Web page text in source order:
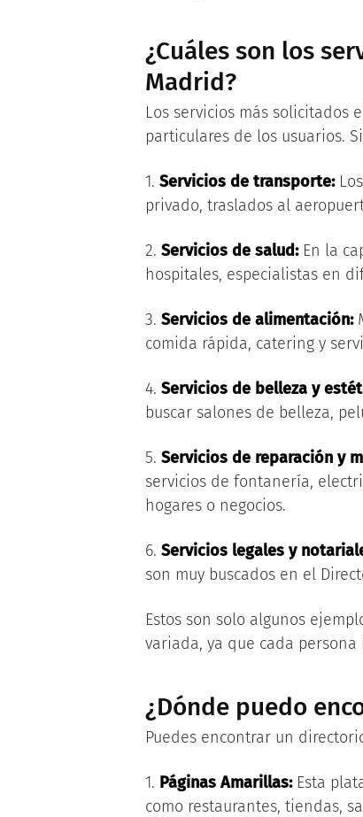
¿Cuáles son los
Madrid?
Los servicios más
particulares de los usuarios.
1. Servicios de transporte:
privado, traslados al
2. Servicios de salud:En la
hospitales, especialistas en
3. Servicios de alimentación:
comida rápida, catering y
4. Servicios de belleza y
buscar salones de belleza,
5. Servicios de reparación y
servicios de fontanería,
hogares o negocios.
6. Servicios legales y
son muy buscados en el
Estos son solo algunos
variada, ya que cada
¿Dónde puedo
Puedes encontrar un
1. Páginas Amarillas:Esta
como restaurantes, tiendas,